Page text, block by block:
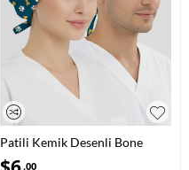
Patili Kemik Desenli Bone
(Cotton Likra Kumaş)
.00